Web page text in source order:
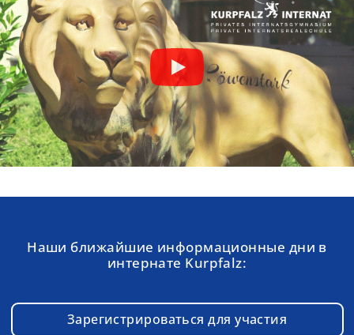
Наши ближайшие информационные дни в
интернате Kurpfalz:
Зарегистрироваться для участия